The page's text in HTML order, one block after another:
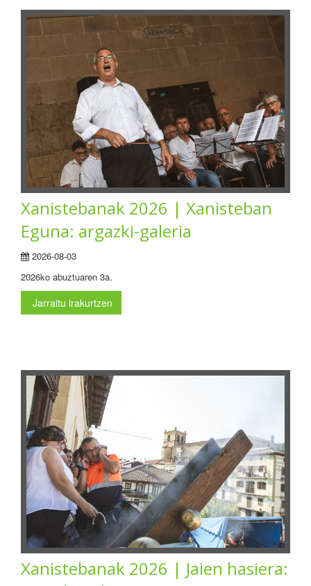
Xanistebanak 2026 | Xanisteban
Eguna: argazki-galeria
2026-08-03
2026ko abuztuaren 3a.
Jarraitu irakurtzen
Xanistebanak 2026 | Jaien hasiera: